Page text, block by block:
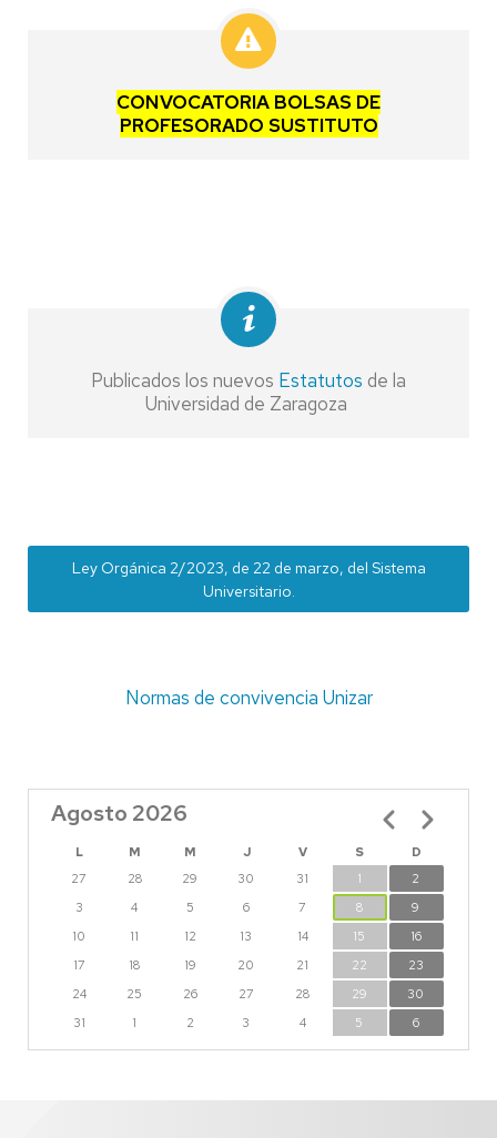
CONVOCATORIA BOLSAS DE
PROFESORADO SUSTITUTO
Publicados los nuevos Estatutos de la
Universidad de Zaragoza
Ley Orgánica 2/2023, de 22 de marzo, del Sistema
Universitario.
Normas de convivencia Unizar
Agosto 2026
L M M J V S
D
27
28 29 30 31 1
2
3
4 5 6 7 8
9
10
11 12 13 14 15
16
17
18 19 20 21 22
23
24
25 26 27 28 29
30
31
1 2 3 4 5 6
Paginación